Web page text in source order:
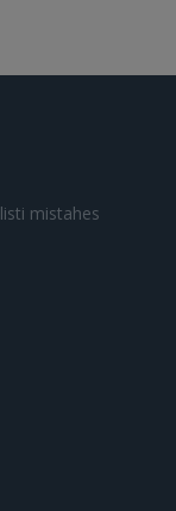
mistahes